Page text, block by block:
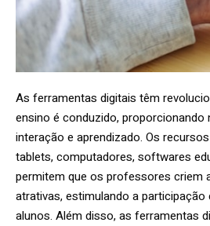
As ferramentas digitais têm
ensino é conduzido, proporcionando
interação e aprendizado. Os
tablets, computadores, softwares
permitem que os professores criem
atrativas, estimulando a
alunos. Além disso, as ferramentas